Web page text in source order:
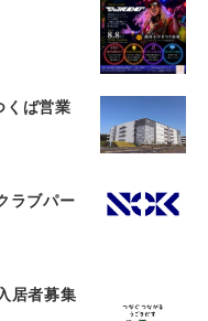
くば営業
ラブパー
居者募集